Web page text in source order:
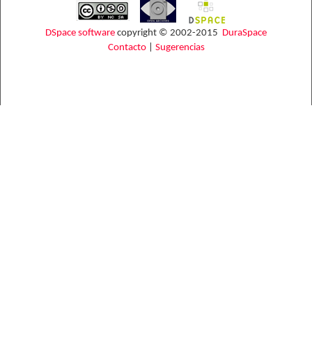
DSpace software copyright © 2002-2015 DuraSpace
Contacto| Sugerencias